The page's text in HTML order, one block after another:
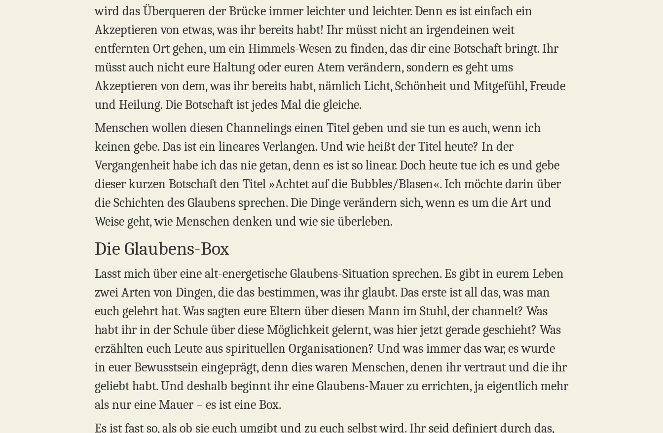
wird das Überqueren der Brücke immer leichter und leichter. Denn es ist einfach ein
Akzeptieren von etwas, was ihr bereits habt! Ihr müsst nicht an irgendeinen weit
entfernten Ort gehen, um ein Himmels-Wesen zu finden, das dir eine Botschaft bringt. Ihr
müsst auch nicht eure Haltung oder euren Atem verändern, sondern es geht ums
Akzeptieren von dem, was ihr bereits habt, nämlich Licht, Schönheit und Mitgefühl, Freude
und Heilung. Die Botschaft ist jedes Mal die gleiche.
Menschen wollen diesen Channelings einen Titel geben und sie tun es auch, wenn ich
keinen gebe. Das ist ein lineares Verlangen. Und wie heißt der Titel heute? In der
Vergangenheit habe ich das nie getan, denn es ist so linear. Doch heute tue ich es und gebe
dieser kurzen Botschaft den Titel »Achtet auf die Bubbles/Blasen«. Ich möchte darin über
die Schichten des Glaubens sprechen. Die Dinge verändern sich, wenn es um die Art und
Weise geht, wie Menschen denken und wie sie überleben.
Die Glaubens-Box
Lasst mich über eine alt-energetische Glaubens-Situation sprechen. Es gibt in eurem Leben
zwei Arten von Dingen, die das bestimmen, was ihr glaubt. Das erste ist all das, was man
euch gelehrt hat. Was sagten eure Eltern über diesen Mann im Stuhl, der channelt? Was
habt ihr in der Schule über diese Möglichkeit gelernt, was hier jetzt gerade geschieht? Was
erzählten euch Leute aus spirituellen Organisationen? Und was immer das war, es wurde
in euer Bewusstsein eingeprägt, denn dies waren Menschen, denen ihr vertraut und die ihr
geliebt habt. Und deshalb beginnt ihr eine Glaubens-Mauer zu errichten, ja eigentlich mehr
als nur eine Mauer – es ist eine Box.
Es ist fast so, als ob sie euch umgibt und zu euch selbst wird. Ihr seid definiert durch das,